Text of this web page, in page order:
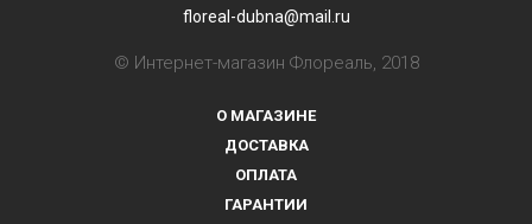
floreal-dubna@mail.ru
© Интернет-магазин Флореаль, 2018
О МАГАЗИНЕ
ДОСТАВКА
ОПЛАТА
ГАРАНТИИ